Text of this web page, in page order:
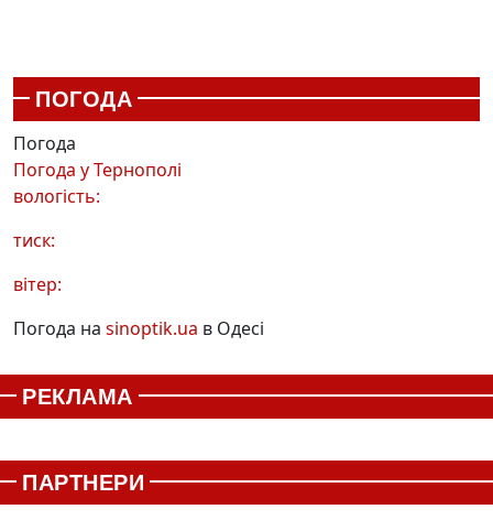
ПОГОДА
Погода
Погода уТернополі
вологість:
тиск:
вітер:
Погода на sinoptik.ua в Одесі
РЕКЛАМА
ПАРТНЕРИ